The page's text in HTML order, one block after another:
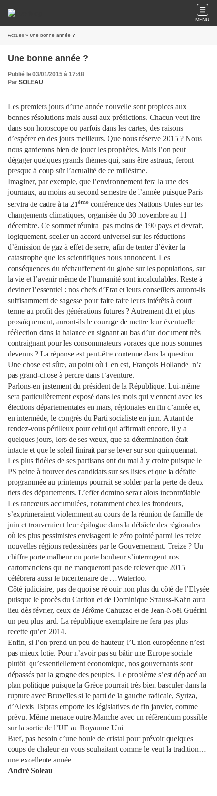
MENU
Accueil » Une bonne année ?
Une bonne année ?
Publié le 03/01/2015 à 17:48
Par SOLEAU
Les premiers jours d’une année nouvelle sont propices aux
bonnes résolutions mais aussi aux prédictions. Chacun veut lire
dans son horoscope ou parfois dans les cartes, des raisons
d’espérer en des jours meilleurs. Que nous réserve 2015 ? Nous
nous garderons bien de jouer les prophètes. Mais l’on peut
dégager quelques grands thèmes qui, sans être astraux, feront
presque à coup sûr l’actualité de ce millésime.
Imaginer, par exemple, que l’environnement fera la une des
journaux, au moins au second semestre de l’année puisque Paris
servira de cadre à la 21 ème conférence des Nations Unies sur les
changements climatiques, organisée du 30 novembre au 11
décembre. Ce sommet réunira pas moins de 190 pays et devrait,
logiquement, sceller un accord universel sur les réductions
d’émission de gaz à effet de serre, afin de tenter d’éviter la
catastrophe que les scientifiques nous annoncent. Les
conséquences du réchauffement du globe sur les populations, sur
la vie et l’avenir même de l’humanité sont incalculables. Reste à
deviner l’essentiel : nos chefs d’Etat et leurs conseillers auront-ils
suffisamment de sagesse pour faire taire leurs intérêts à court
terme au profit des générations futures ? Autrement dit et plus
prosaïquement, auront-ils le courage de mettre leur éventuelle
réélection dans la balance en signant au bas d’un document très
contraignant pour les consommateurs voraces que nous sommes
devenus ? La réponse est peut-être contenue dans la question.
Une chose est sûre, au point où il en est, François Hollande n’a
pas grand-chose à perdre dans l’aventure.
Parlons-en justement du président de la République. Lui-même
sera particulièrement exposé dans les mois qui viennent avec les
élections départementales en mars, régionales en fin d’année et,
en intermède, le congrès du Parti socialiste en juin. Autant de
rendez-vous périlleux pour celui qui affirmait encore, il y a
quelques jours, lors de ses vœux, que sa détermination était
intacte et que le soleil finirait par se lever sur son quinquennat.
Les plus fidèles de ses partisans ont du mal à y croire puisque le
PS peine à trouver des candidats sur ses listes et que la défaite
programmée au printemps pourrait se solder par la perte de deux
tiers des départements. L’effet domino serait alors incontrôlable.
Les rancœurs accumulées, notamment chez les frondeurs,
s’exprimeraient violemment au cours de la réunion de famille de
juin et trouveraient leur épilogue dans la débâcle des régionales
où les plus pessimistes envisagent le zéro pointé parmi les treize
nouvelles régions redessinées par le Gouvernement. Treize ? Un
chiffre porte malheur ou porte bonheur s’interrogent nos
cartomanciens qui ne manqueront pas de relever que 2015
célébrera aussi le bicentenaire de …Waterloo.
Côté judiciaire, pas de quoi se réjouir non plus du côté de l’Elysée
puisque le procès du Carlton et de Dominique Strauss-Kahn aura
lieu dès février, ceux de Jérôme Cahuzac et de Jean-Noël Guérini
un peu plus tard. La république exemplaire ne fera pas plus
recette qu’en 2014.
Enfin, si l’on prend un peu de hauteur, l’Union européenne n’est
pas mieux lotie. Pour n’avoir pas su bâtir une Europe sociale
plutôt qu’essentiellement économique, nos gouvernants sont
dépassés par la grogne des peuples. Le problème s’est déplacé au
plan politique puisque la Grèce pourrait très bien basculer dans la
rupture avec Bruxelles si le parti de la gauche radicale, Syriza,
d’Alexis Tsipras emporte les législatives de fin janvier, comme
prévu. Même menace outre-Manche avec un référendum possible
sur la sortie de l’UE au Royaume Uni.
Bref, pas besoin d’une boule de cristal pour prévoir quelques
coups de chaleur en vous souhaitant comme le veut la tradition…
une excellente année.
André Soleau